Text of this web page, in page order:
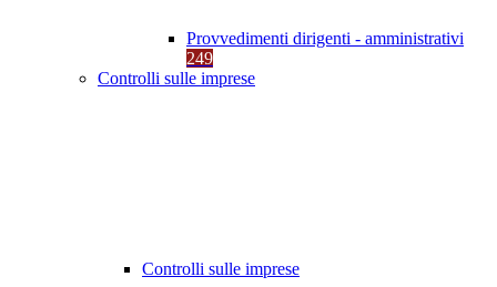
Provvedimenti dirigenti - amministrativi
249
Controlli sulle imprese
Controlli sulle imprese